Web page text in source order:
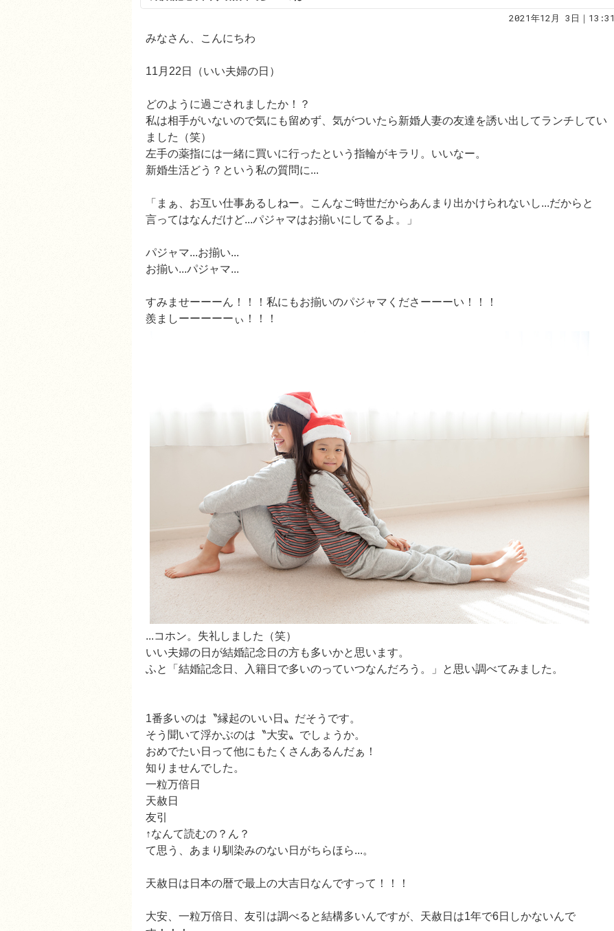
2021年12月 3日｜13:31
みなさん、こんにちわ
11月22日（いい夫婦の日）
どのように過ごされましたか！？
私は相手がいないので気にも留めず、気がついたら新婚人妻の友達を誘い出してランチしてい
ました（笑）
左手の薬指には一緒に買いに行ったという指輪がキラリ。いいなー。
新婚生活どう？という私の質問に...
「まぁ、お互い仕事あるしねー。こんなご時世だからあんまり出かけられないし...だからと
言ってはなんだけど...パジャマはお揃いにしてるよ。」
パジャマ...お揃い...
お揃い...パジャマ...
すみませーーーん！！！私にもお揃いのパジャマくださーーーい！！！
羨ましーーーーーぃ！！！
...コホン。失礼しました（笑）
いい夫婦の日が結婚記念日の方も多いかと思います。
ふと「結婚記念日、入籍日で多いのっていつなんだろう。」と思い調べてみました。
1番多いのは〝縁起のいい日〟だそうです。
そう聞いて浮かぶのは〝大安〟でしょうか。
おめでたい日って他にもたくさんあるんだぁ！
知りませんでした。
一粒万倍日
天赦日
友引
↑なんて読むの？ん？
て思う、あまり馴染みのない日がちらほら...。
天赦日は日本の暦で最上の大吉日なんですって！！！
大安、一粒万倍日、友引は調べると結構多いんですが、天赦日は1年で6日しかないんで